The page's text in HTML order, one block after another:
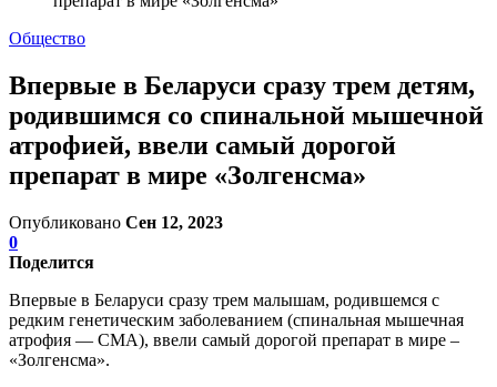
Общество
Впервые в Беларуси сразу трем детям,
родившимся со спинальной мышечной
атрофией, ввели самый дорогой
препарат в мире «Золгенсма»
Опубликовано Сен 12, 2023
0
Поделится
Впервые в Беларуси сразу трем малышам, родившемся с
редким генетическим заболеванием (спинальная мышечная
атрофия — СМА), ввели самый дорогой препарат в мире –
«Золгенсма».